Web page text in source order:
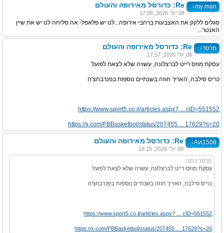
my man
↓ Re: כדורסל מאירופה והעולם
08 יולי 2026, 17:08
סגלים ללקק את האצבעות ברחבי אירופה...לנו יש פלאפל- אה סליחה לנו יש את שיין
האנטר...
מרסר↓ Re: כדורסל מאירופה והעולם
08 יולי 2026, 17:57
עסקת מוזס רייט לברצלונה, עשויה שלא לצאת לפועל
כריס סילבה, האריך חוזה בשנתיים נוספות בפנרבחצ'ה
https://www.sport5.co.il/articles.aspx? ... cID=551552
https://x.com/FBBasketbol/status/207455 ... 17629?s=20
Avi1508
↓ Re: כדורסל מאירופה והעולם
08 יולי 2026, 18:15
מרסר כתב:
עסקת מוזס רייט לברצלונה, עשויה שלא לצאת לפועל
כריס סילבה, האריך חוזה בשנתיים נוספות בפנרבחצ'ה
https://www.sport5.co.il/articles.aspx? ... cID=551552
https://x.com/FBBasketbol/status/207455 ... 17629?s=20